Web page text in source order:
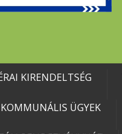
KIRENDELTSÉG
KOMMUNÁLIS ÜGYEK